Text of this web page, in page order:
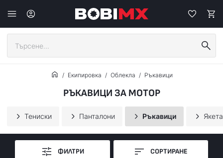
Екипировка Облекла Ръкавици
РЪКАВИЦИ ЗА МОТОР
Тениски Панталони Ръкавици Якета
ФИЛТРИ СОРТИРАНЕ